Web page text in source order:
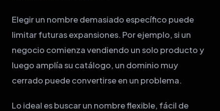
Elegir un nombre demasiado específico puede
limitar futuras expansiones. Por ejemplo, si un
negocio comienza vendiendo un solo producto y
luego amplía su catálogo, un dominio muy
cerrado puede convertirse en un problema.
Lo ideal es buscar un nombre flexible, fácil de